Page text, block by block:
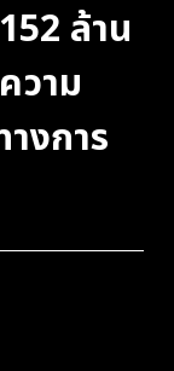
ล้าน
วาม
งการ